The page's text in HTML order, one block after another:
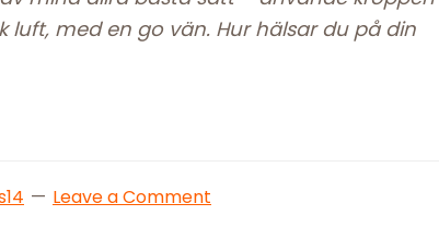
luft, med en go vän. Hur hälsar du på din
Leave a Comment